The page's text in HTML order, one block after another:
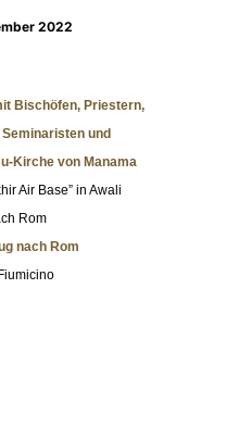
2022
Bischöfen, Priestern,
und
Kirche von Manama
Air Base” in Awali
Rom
nach Rom